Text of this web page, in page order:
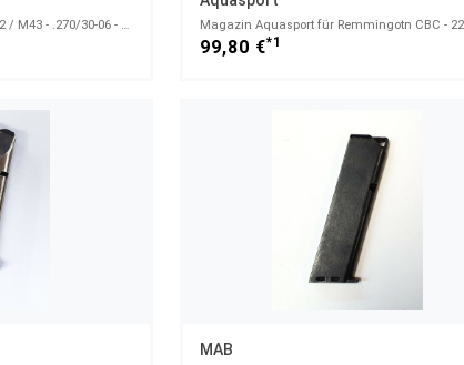
Magazineinsatz für BAR M42 / M43 - .270/30-06 - 4 Schuss
99,80 €*1
MAB